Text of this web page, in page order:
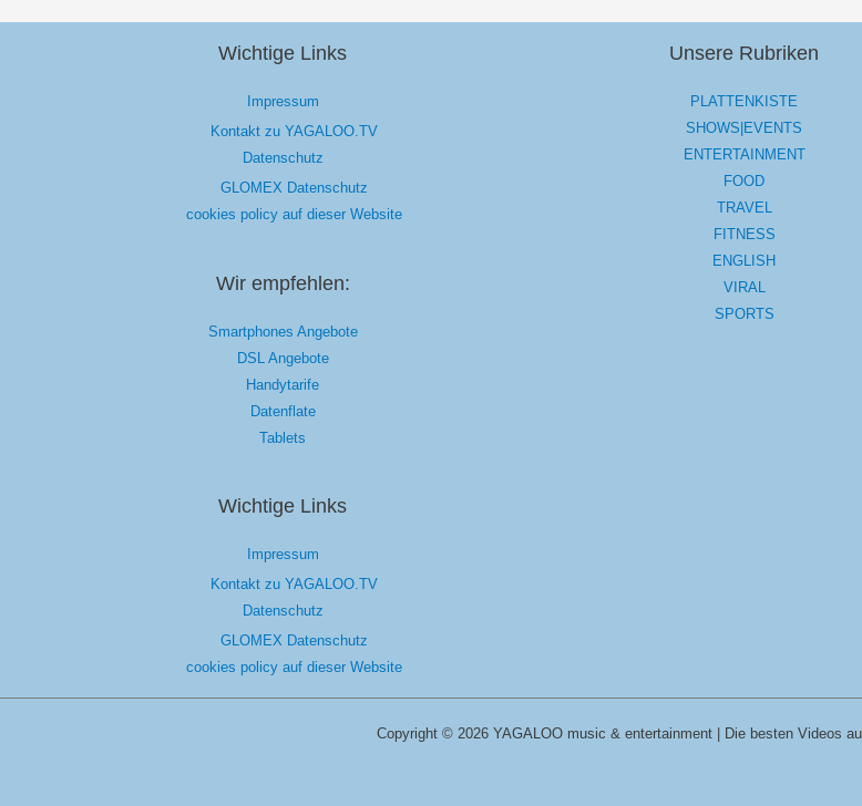
Wichtige Links
Impressum
Kontakt zu YAGALOO.TV
Datenschutz
GLOMEX Datenschutz
cookies policy auf dieser Website
Wir empfehlen:
Smartphones Angebote
DSL Angebote
Handytarife
Datenflate
Tablets
Wichtige Links
Impressum
Kontakt zu YAGALOO.TV
Datenschutz
GLOMEX Datenschutz
cookies policy auf dieser Website
Unsere Rubriken
PLATTENKISTE
SHOWS|EVENTS
ENTERTAINMENT
FOOD
TRAVEL
FITNESS
ENGLISH
VIRAL
SPORTS
Copyright © 2026 YAGALOO music & entertainment | Die besten Videos